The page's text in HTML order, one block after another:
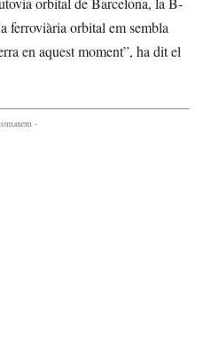
ferroviària orbital em sembla
en aquest moment”, ha dit el
-